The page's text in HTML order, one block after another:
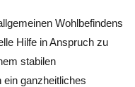
Wohlbefindens
Hilfe in Anspruch zu
stabilen
ein ganzheitliches